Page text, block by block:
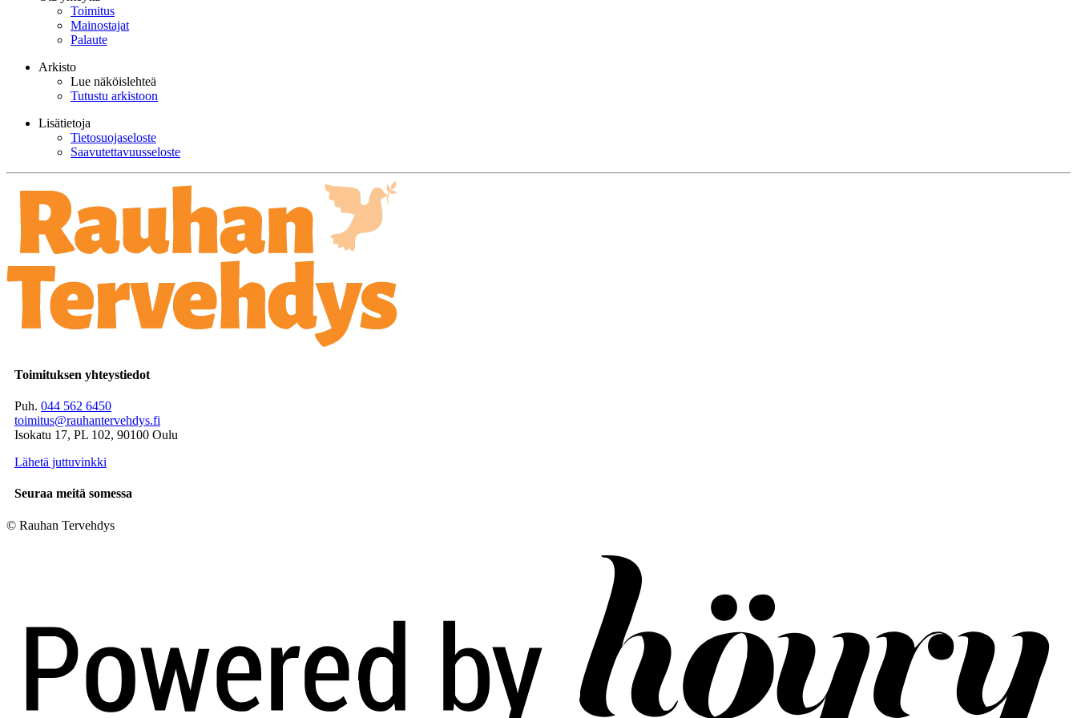
Toimitus
Mainostajat
Palaute
Arkisto
Lue näköislehteä
Tutustu arkistoon
Lisätietoja
Tietosuojaseloste
Saavutettavuusseloste
Toimituksen yhteystiedot
Puh. 044 562 6450
toimitus@rauhantervehdys.fi
Isokatu 17, PL 102, 90100 Oulu
Lähetä juttuvinkki
Seuraa meitä somessa
© Rauhan Tervehdys